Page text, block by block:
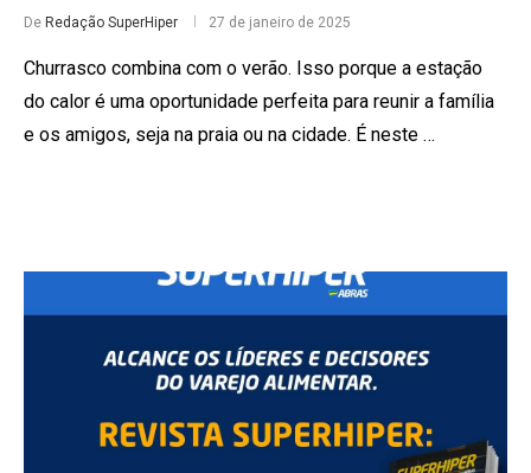
De Redação SuperHiper 27 de janeiro de 2025
Churrasco combina com o verão. Isso porque a estação
do calor é uma oportunidade perfeita para reunir a família
e os amigos, seja na praia ou na cidade. É neste …